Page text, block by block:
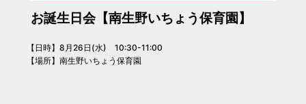
お誕生日会【南生野いちょう保育園】
【日時】8月26日(水) 10:30-11:00
【場所】南生野いちょう保育園